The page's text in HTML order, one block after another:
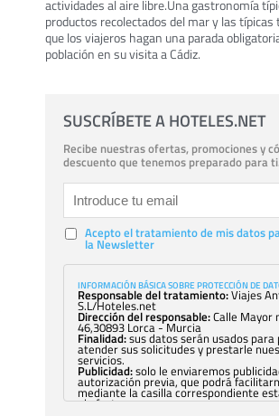
actividades al aire libre.Una gastronomía
productos recolectados del mar y las típicas
que los viajeros hagan una parada
población en su visita a Cádiz.
SUSCRÍBETE A HOTELES.NET
Recibe nuestras ofertas, promociones y
descuento que tenemos preparado para
Acepto el tratamiento de mis datos
la Newsletter
INFORMACIÓN BÁSICA SOBRE PROTECCIÓN DE
Responsable del tratamiento:Viajes
S.L/Hoteles.net
Dirección del responsable:Calle Mayor
46,30893 Lorca - Murcia
Finalidad:sus datos serán usados para
atender sus solicitudes y prestarle
servicios.
Publicidad:solo le enviaremos
autorización previa, que podrá
mediante la casilla correspondiente
al efecto.